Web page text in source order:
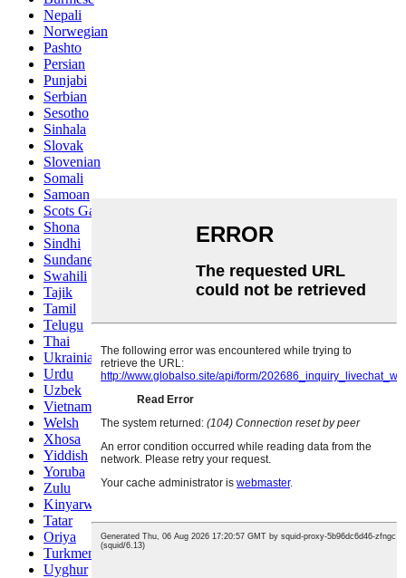
Nepali
Norwegian
Pashto
Persian
Punjabi
Serbian
Sesotho
Sinhala
Slovak
Slovenian
Somali
Samoan
Scots Gaelic
Shona
Sindhi
Sundanese
Swahili
Tajik
Tamil
Telugu
Thai
Ukrainian
Urdu
Uzbek
Vietnamese
Welsh
Xhosa
Yiddish
Yoruba
Zulu
Kinyarwanda
Tatar
Oriya
Turkmen
Uyghur